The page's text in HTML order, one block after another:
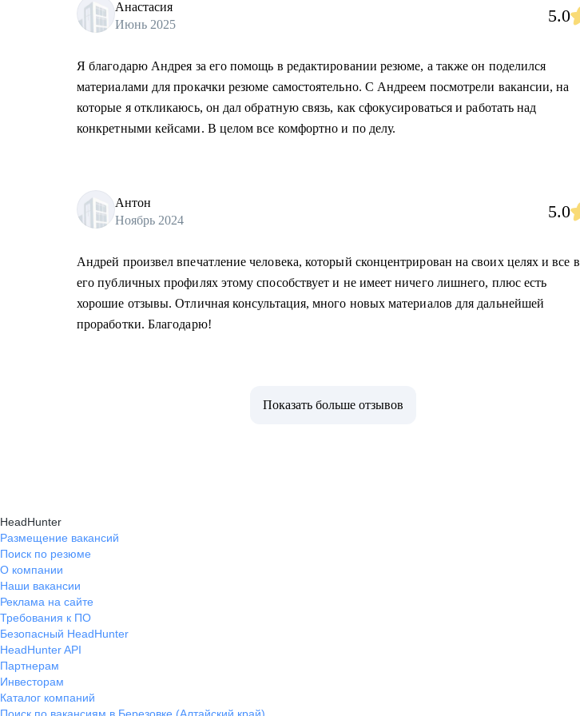
Анастасия
Июнь 2025
5.0
Я благодарю Андрея за его помощь в редактировании резюме, а также он поделился
материалами для прокачки резюме самостоятельно. С Андреем посмотрели вакансии, на
которые я откликаюсь, он дал обратную связь, как сфокусироваться и работать над
конкретными кейсами. В целом все комфортно и по делу.
Антон
Ноябрь 2024
5.0
Андрей произвел впечатление человека, который сконцентрирован на своих целях и все в
его публичных профилях этому способствует и не имеет ничего лишнего, плюс есть
хорошие отзывы. Отличная консультация, много новых материалов для дальнейшей
проработки. Благодарю!
Показать больше отзывов
HeadHunter
Размещение вакансий
Поиск по резюме
О компании
Наши вакансии
Реклама на сайте
Требования к ПО
Безопасный HeadHunter
HeadHunter API
Партнерам
Инвесторам
Каталог компаний